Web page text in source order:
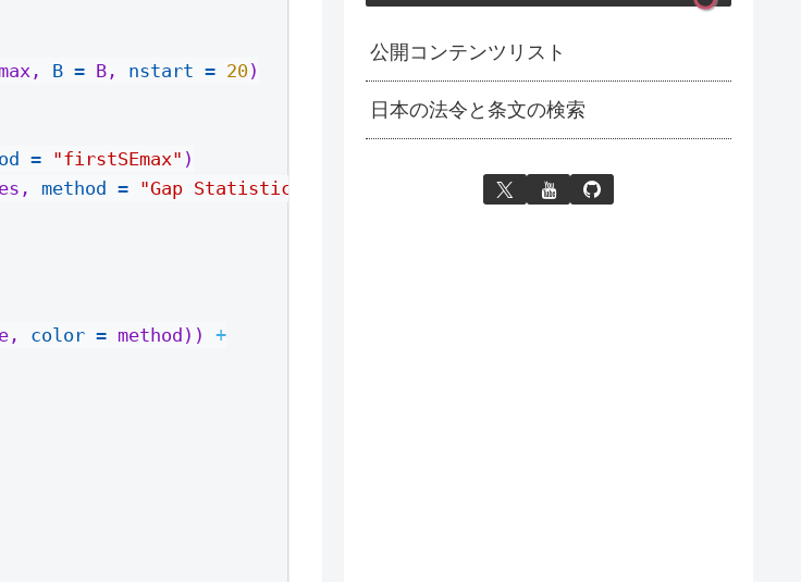
B = B, nstart = 20)
= "firstSEmax" )
method = "Gap Statistic"
color = method)) +
公開コンテンツリスト
日本の法令と条文の検索